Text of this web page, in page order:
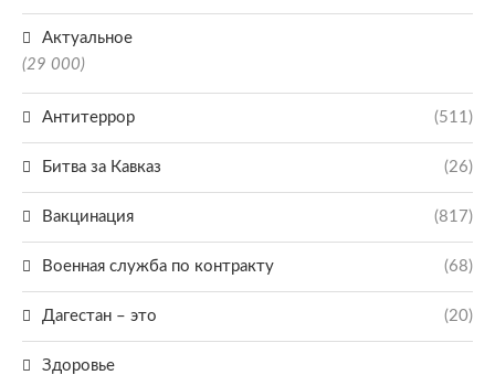
Актуальное
(29 000)
Антитеррор (511)
Битва за Кавказ (26)
Вакцинация (817)
Военная служба по контракту (68)
Дагестан – это (20)
Здоровье